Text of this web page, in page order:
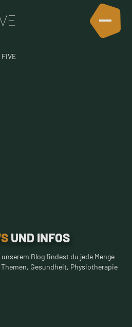
UND INFOS
Blog findest du jede Menge
Gesundheit, Physiotherapie